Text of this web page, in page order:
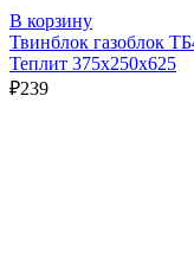
В корзину
Твинблок газоблок
Теплит 375х250х625
₽239